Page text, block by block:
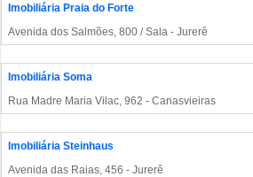
Imobiliária Praia do Forte
Avenida dos Salmões, 800 / Sala - Jurerê
Imobiliária Soma
Rua Madre Maria Vilac, 962 - Canasvieiras
Imobiliária Steinhaus
Avenida das Raias, 456 - Jurerê